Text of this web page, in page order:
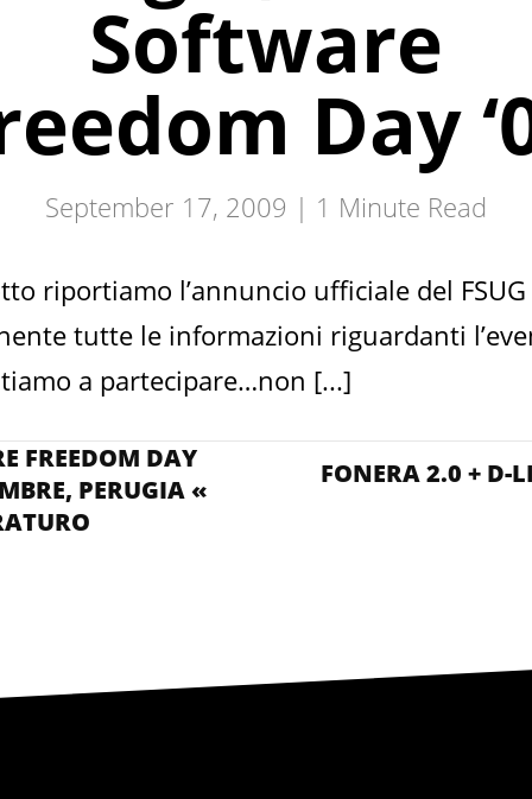
Software
Day
September 17, 2009 | 1 Minute Read
riportiamo l’annuncio ufficiale del
tutte le informazioni riguardanti
a partecipare…non [...]
FREEDOM DAY
PERUGIA «
FONERA 2.0 + D-